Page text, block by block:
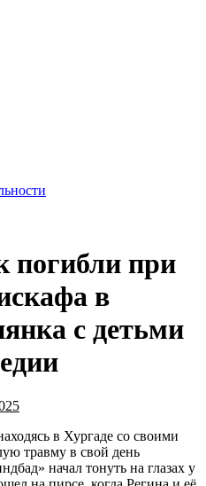
Ольга Валерьевна
ИНН 6685155934
Ольга Валерьевна
погибли при
в
с детьми
травму в свой день
начал тонуть на глазах у